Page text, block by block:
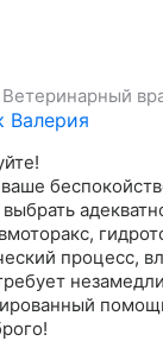
Ветеринарный
Валерия
выбрать
процесс,